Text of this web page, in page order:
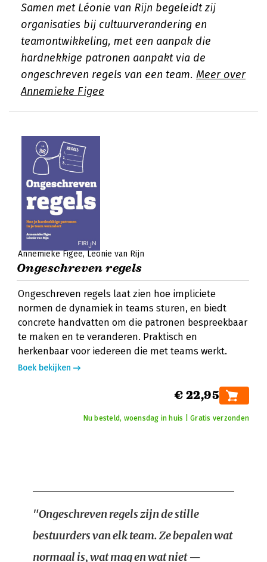
Samen met Léonie van Rijn begeleidt zij
organisaties bij cultuurverandering en
teamontwikkeling, met een aanpak die
hardnekkige patronen aanpakt via de
ongeschreven regels van een team. Meer over
Annemieke Figee
Annemieke Figee Léonie van Rijn
Ongeschreven regels
Ongeschreven regels laat zien hoe impliciete
normen de dynamiek in teams sturen, en biedt
concrete handvatten om die patronen bespreekbaar
te maken en te veranderen. Praktisch en
herkenbaar voor iedereen die met teams werkt.
Boek bekijken
€ 22,95
Nu besteld, woensdag in huis | Gratis verzonden
"Ongeschreven regels zijn de stille
bestuurders van elk team. Ze bepalen wat
normaal is, wat mag en wat niet —